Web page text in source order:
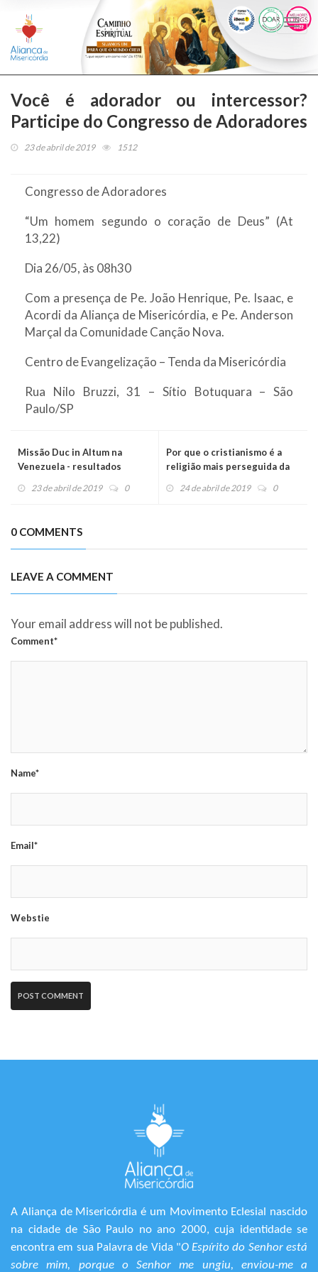
Você é adorador ou intercessor?
Participe do Congresso de Adoradores
23 de abril de 2019 1512
Congresso de Adoradores
“Um homem segundo o coração de Deus” (At
13,22)
Dia 26/05, às 08h30
Com a presença de Pe. João Henrique, Pe. Isaac, e
Acordi da Aliança de Misericórdia, e Pe. Anderson
Marçal da Comunidade Canção Nova.
Centro de Evangelização – Tenda da Misericórdia
Rua Nilo Bruzzi, 31 – Sítio Botuquara – São
Paulo/SP
Missão Duc in Altum na
Venezuela - resultados
23 de abril de 2019 0
Por que o cristianismo é a
religião mais perseguida da
24 de abril de 2019 0
0 COMMENTS
LEAVE A COMMENT
Your email address will not be published.
Comment*
Name*
Email*
Webstie
A Aliança de Misericórdia é um Movimento Eclesial nascido
na cidade de São Paulo no ano 2000, cuja identidade se
encontra em sua Palavra de Vida "O Espírito do Senhor está
sobre mim, porque o Senhor me ungiu, enviou-me a